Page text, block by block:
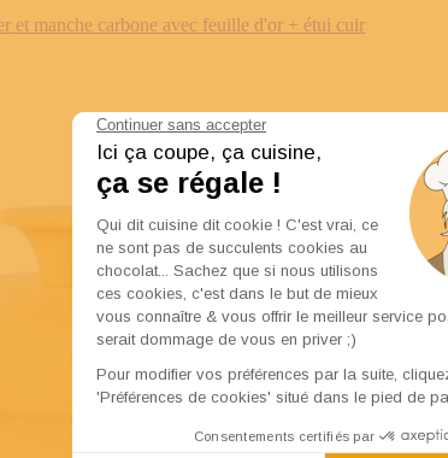
manche carbone avec feuille d'or + étui cuir